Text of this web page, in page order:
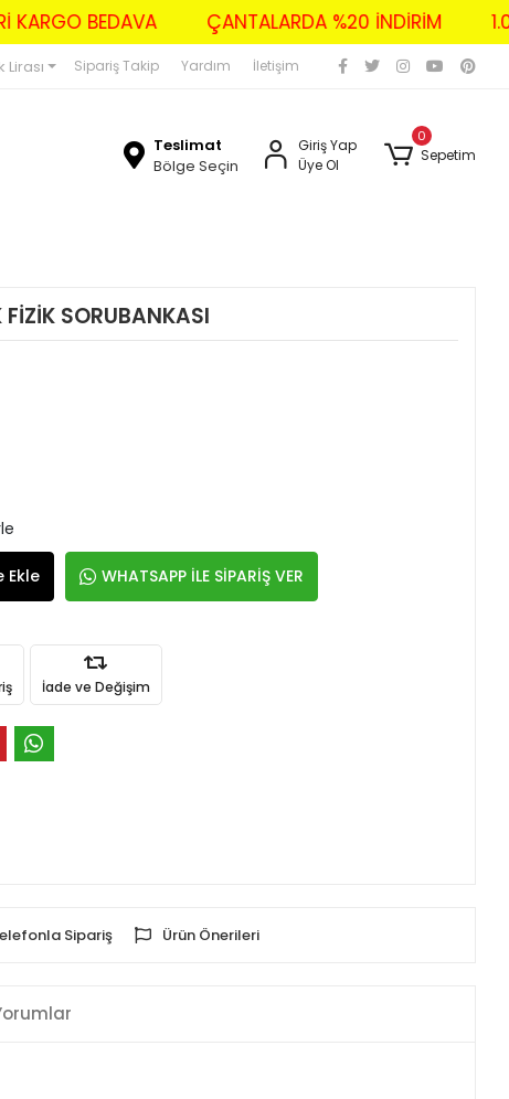
KARGO BEDAVA ÇANTALARDA %20 İNDİRİM
Lirası Sipariş Takip Yardım İletişim
Teslimat
Bölge Seçin
Giriş Yap
Üye Ol
0
Sepetim
SORUBANKASI
Ekle WHATSAPP İLE SİPARİŞ VER
İade ve Değişim
Sipariş Ürün Önerileri